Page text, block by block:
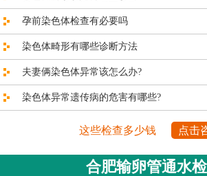
孕前染色体检查有必要吗
染色体畸形有哪些诊断方法
夫妻俩染色体异常该怎么办?
染色体异常遗传病的危害有哪些?
这些检查多少钱 点击
合肥输卵管通水